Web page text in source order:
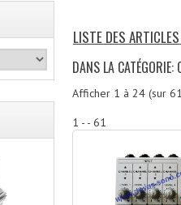
LISTE DES
DANS LA CATÉGORIE:
Afficher 1 à 24(sur 61
1 - - 61